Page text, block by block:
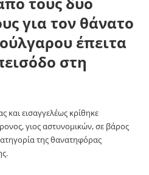
για τον θάνατο
έπειτα
στη
εισαγγελέως κρίθηκε
γιος αστυνομικών, σε βάρος
της θανατηφόρας